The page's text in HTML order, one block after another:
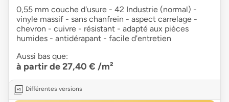
0,55 mm couche d'usure - 42 Industrie (normal) -
vinyle massif - sans chanfrein - aspect carrelage -
chevron - cuivre - résistant - adapté aux pièces
humides - antidérapant - facile d'entretien
Aussi bas que:
à partir de 27,40 € /m²
Différentes versions